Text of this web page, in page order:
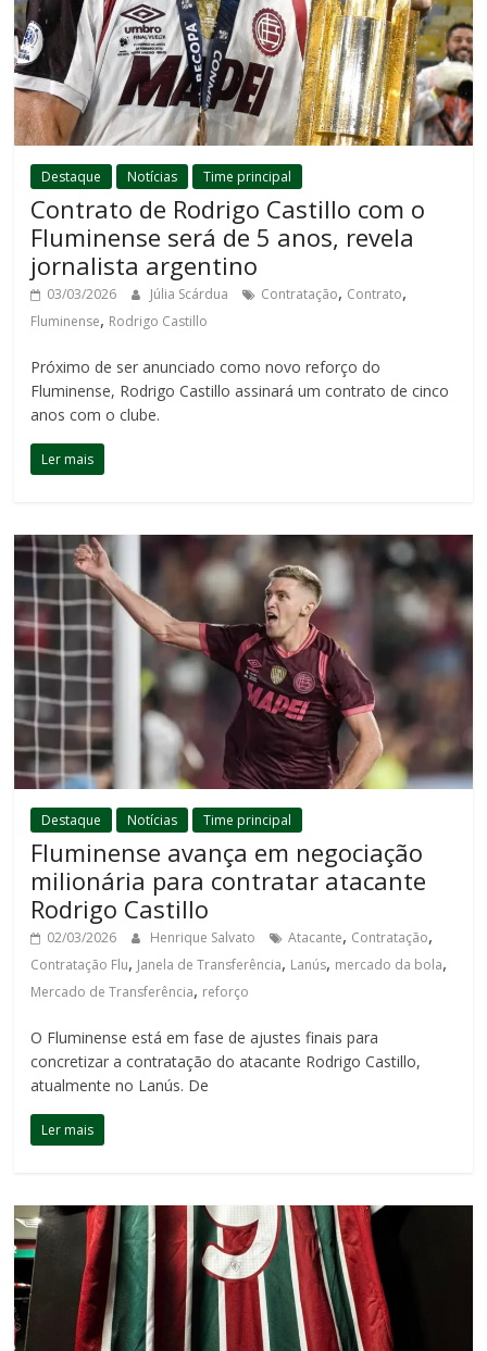
Destaque Notícias Time principal
Contrato de Rodrigo Castillo com o
Fluminense será de 5 anos, revela
jornalista argentino
03/03/2026 Júlia Scárdua Contratação, Contrato,
Fluminense, Rodrigo Castillo
Próximo de ser anunciado como novo reforço do
Fluminense, Rodrigo Castillo assinará um contrato de cinco
anos com o clube.
Ler mais
Destaque Notícias Time principal
Fluminense avança em negociação
milionária para contratar atacante
Rodrigo Castillo
02/03/2026 Henrique Salvato Atacante, Contratação,
Contratação Flu, Janela de Transferência, Lanús, mercado da bola,
Mercado de Transferência, reforço
O Fluminense está em fase de ajustes finais para
concretizar a contratação do atacante Rodrigo Castillo,
atualmente no Lanús. De
Ler mais